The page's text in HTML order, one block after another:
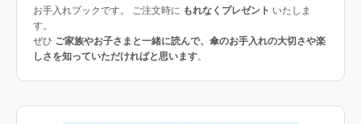
お手入れブックです。 ご注文時に もれなくプレゼント いたしま
す。
ぜひ ご家族やお子さまと一緒に読んで、傘のお手入れの大切さや楽
しさを知っていただければと思います。